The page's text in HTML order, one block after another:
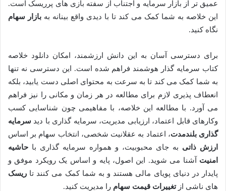
عمیق تر از بازار سرمایه و اجتناب از سفته بازی های پرریسک است.
این خلاصه به شما کمک می کند تا با دیدی واقع بینانه به بازار سهام
نگاه کنید.
برای دسترسی آسان به این دانش ارزشمند، امکان دانلود خلاصه
کتاب سرمایه گذار هوشمند فراهم شده است. این دسترسی نه تنها
به شما کمک می کند تا به سرعت به محتوای اصلی دست یابید، بلکه
انعطاف پذیری لازم برای مطالعه در هر زمان و مکانی را نیز فراهم
می آورد. با مطالعه این خلاصه، با مفاهیمی چون شناسایی کسب
وکارهای قابل اعتماد، ارزیابی مدیریت، سرمایه گذاری با دید سرمایه
گذاری بلندمدت، اعتماد به عقلانیت شخصی، انتخاب سهام بر اساس
ارزش ذاتی به جای محبوبیت، و همواره سرمایه گذاری با حاشیه
امنیت آشنا می شوید. این اصول، پایه و اساس یک رویکرد موفق و
پایدار در دنیای پویای مالی هستند و به شما کمک می کنند تا ریسک
های ناشی ازتغییرات قیمت سهام را مدیریت کنید.